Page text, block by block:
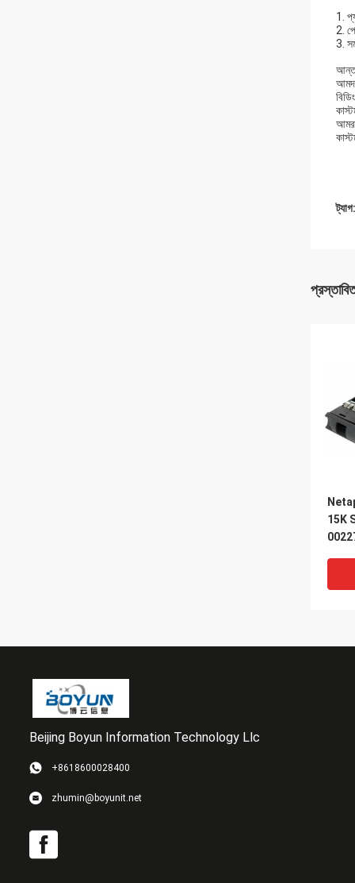
1.
2.
3.
ট্যাগ:
15K
Beijing Boyun Information Technology Llc
+8618600028400
zhumin@boyunit.net